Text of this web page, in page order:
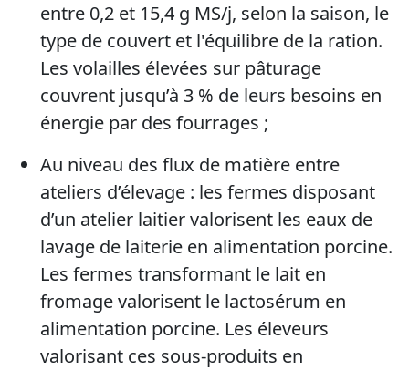
entre 0,2 et 15,4 g MS/j, selon la saison, le
type de couvert et l'équilibre de la ration.
Les volailles élevées sur pâturage
couvrent jusqu’à 3 % de leurs besoins en
énergie par des fourrages ;
Au niveau des flux de matière entre
ateliers d’élevage : les fermes disposant
d’un atelier laitier valorisent les eaux de
lavage de laiterie en alimentation porcine.
Les fermes transformant le lait en
fromage valorisent le lactosérum en
alimentation porcine. Les éleveurs
valorisant ces sous-produits en